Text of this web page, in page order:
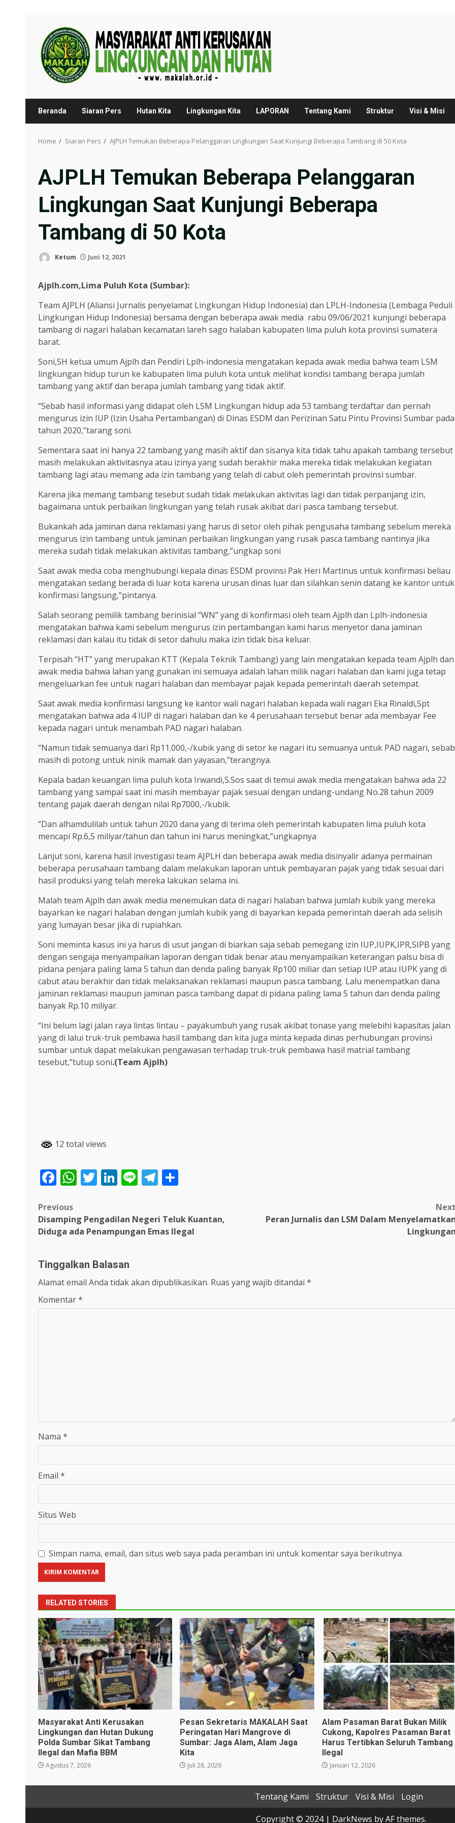
content
Beranda Siaran Pers Hutan Kita Lingkungan Kita LAPORAN Tentang Kami Struktur Visi & Misi
Home Siaran Pers AJPLH Temukan Beberapa Pelanggaran Lingkungan Saat Kunjungi Beberapa Tambang di 50 Kota
AJPLH Temukan Beberapa Pelanggaran
Lingkungan Saat Kunjungi Beberapa
Tambang di 50 Kota
Ketum Juni 12, 2021
Ajplh.com,Lima Puluh Kota (Sumbar):
Team AJPLH (Aliansi Jurnalis penyelamat Lingkungan Hidup Indonesia) dan LPLH-Indonesia (Lembaga Peduli
Lingkungan Hidup Indonesia) bersama dengan beberapa awak media rabu 09/06/2021 kunjungi beberapa
tambang di nagari halaban kecamatan lareh sago halaban kabupaten lima puluh kota provinsi sumatera
barat.
Soni,SH ketua umum Ajplh dan Pendiri Lplh-indonesia mengatakan kepada awak media bahwa team LSM
lingkungan hidup turun ke kabupaten lima puluh kota untuk melihat kondisi tambang berapa jumlah
tambang yang aktif dan berapa jumlah tambang yang tidak aktif.
“Sebab hasil informasi yang didapat oleh LSM Lingkungan hidup ada 53 tambang terdaftar dan pernah
mengurus izin IUP (Izin Usaha Pertambangan) di Dinas ESDM dan Perizinan Satu Pintu Provinsi Sumbar pada
tahun 2020,”tarang soni.
Sementara saat ini hanya 22 tambang yang masih aktif dan sisanya kita tidak tahu apakah tambang tersebut
masih melakukan aktivitasnya atau izinya yang sudah berakhir maka mereka tidak melakukan kegiatan
tambang lagi atau memang ada izin tambang yang telah di cabut oleh pemerintah provinsi sumbar.
Karena jika memang tambang tesebut sudah tidak melakukan aktivitas lagi dan tidak perpanjang izin,
bagaimana untuk perbaikan lingkungan yang telah rusak akibat dari pasca tambang tersebut.
Bukankah ada jaminan dana reklamasi yang harus di setor oleh pihak pengusaha tambang sebelum mereka
mengurus izin tambang untuk jaminan perbaikan lingkungan yang rusak pasca tambang nantinya jika
mereka sudah tidak melakukan aktivitas tambang,”ungkap soni
Saat awak media coba menghubungi kepala dinas ESDM provinsi Pak Heri Martinus untuk konfirmasi beliau
mengatakan sedang berada di luar kota karena urusan dinas luar dan silahkan senin datang ke kantor untuk
konfirmasi langsung,”pintanya.
Salah seorang pemilik tambang berinisial “WN” yang di konfirmasi oleh team Ajplh dan Lplh-indonesia
mengatakan bahwa kami sebelum mengurus izin pertambangan kami harus menyetor dana jaminan
reklamasi dan kalau itu tidak di setor dahulu maka izin tidak bisa keluar.
Terpisah “HT” yang merupakan KTT (Kepala Teknik Tambang) yang lain mengatakan kepada team Ajplh dan
awak media bahwa lahan yang gunakan ini semuaya adalah lahan milik nagari halaban dan kami juga tetap
mengeluarkan fee untuk nagari halaban dan membayar pajak kepada pemerintah daerah setempat.
Saat awak media konfirmasi langsung ke kantor wali nagari halaban kepada wali nagari Eka Rinaldi,Spt
mengatakan bahwa ada 4 IUP di nagari halaban dan ke 4 perusahaan tersebut benar ada membayar Fee
kepada nagari untuk menambah PAD nagari halaban.
“Namun tidak semuanya dari Rp11.000,-/kubik yang di setor ke nagari itu semuanya untuk PAD nagari, sebab
masih di potong untuk ninik mamak dan yayasan,”terangnya.
Kepala badan keuangan lima puluh kota Irwandi,S.Sos saat di temui awak media mengatakan bahwa ada 22
tambang yang sampai saat ini masih membayar pajak sesuai dengan undang-undang No.28 tahun 2009
tentang pajak daerah dengan nilai Rp7000,-/kubik.
“Dan alhamdulilah untuk tahun 2020 dana yang di terima oleh pemerintah kabupaten lima puluh kota
mencapi Rp.6,5 miliyar/tahun dan tahun ini harus meningkat,”ungkapnya
Lanjut soni, karena hasil investigasi team AJPLH dan beberapa awak media disinyalir adanya permainan
beberapa perusahaan tambang dalam melakukan laporan untuk pembayaran pajak yang tidak sesuai dari
hasil produksi yang telah mereka lakukan selama ini.
Malah team Ajplh dan awak media menemukan data di nagari halaban bahwa jumlah kubik yang mereka
bayarkan ke nagari halaban dengan jumlah kubik yang di bayarkan kepada pemerintah daerah ada selisih
yang lumayan besar jika di rupiahkan.
Soni meminta kasus ini ya harus di usut jangan di biarkan saja sebab pemegang izin IUP,IUPK,IPR,SIPB yang
dengan sengaja menyampaikan laporan dengan tidak benar atau menyampaikan keterangan palsu bisa di
pidana penjara paling lama 5 tahun dan denda paling banyak Rp100 miliar dan setiap IUP atau IUPK yang di
cabut atau berakhir dan tidak melaksanakan reklamasi maupun pasca tambang. Lalu menempatkan dana
jaminan reklamasi maupun jaminan pasca tambang dapat di pidana paling lama 5 tahun dan denda paling
banyak Rp.10 miliyar.
“Ini belum lagi jalan raya lintas lintau – payakumbuh yang rusak akibat tonase yang melebihi kapasitas jalan
yang di lalui truk-truk pembawa hasil tambang dan kita juga minta kepada dinas perhubungan provinsi
sumbar untuk dapat melakukan pengawasan terhadap truk-truk pembawa hasil matrial tambang
tesebut,”tutup soni.(Team Ajplh)
12 total views
Facebook
WhatsApp
Twitter
LinkedIn
LineTelegram
Post
navigation
Previous
Disamping Pengadilan Negeri Teluk Kuantan,
Diduga ada Penampungan Emas Ilegal
Next
Peran Jurnalis dan LSM Dalam Menyelamatkan
Lingkungan
Tinggalkan Balasan
Alamat email Anda tidak akan dipublikasikan. Ruas yang wajib ditandai *
Komentar*
Nama *
Email *
Situs Web
Simpan nama, email, dan situs web saya pada peramban ini untuk komentar saya berikutnya.
RELATED STORIES
Masyarakat Anti Kerusakan
Lingkungan dan Hutan Dukung
Polda Sumbar Sikat Tambang
Ilegal dan Mafia BBM
Agustus 7, 2026
Pesan Sekretaris MAKALAH Saat
Peringatan Hari Mangrove di
Sumbar: Jaga Alam, Alam Jaga
Kita
Juli 28, 2026
Alam Pasaman Barat Bukan Milik
Cukong, Kapolres Pasaman Barat
Harus Tertibkan Seluruh Tambang
Ilegal
Januari 12, 2026
Tentang Kami Struktur Visi & Misi
Login
Copyright © 2024 | DarkNews by AF themes.